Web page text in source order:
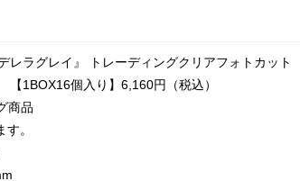
レラグレイ』 トレーディングクリアフォトカット
1BOX16個入り】6,160円（税込）
商品
。